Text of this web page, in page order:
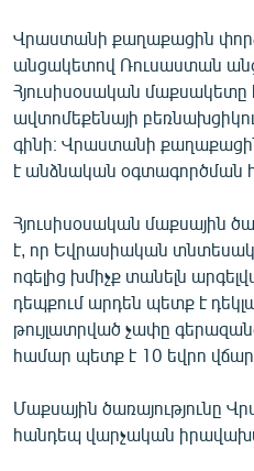
ՏԵՍԱՆՅՈՒԹԵՐ
ԲԱՆԱՎԵՃ
ՁԳՏԵԼՈՎ ԼԱՎԱԳՈՒՅՆԻՆ
ՓՈԴՔԱՍԹ
Հայերեն
English
Русский
Վրաստանի քաղաքացին
անցակետով Ռուսաստան
Հյուսիսօսական մաքսակետը
ավտոմեքենայի
գինի։ Վրաստանի
է անձնական օգտագործման
Հյուսիսօսական մաքսային
է, որ Եվրասիական
ոգելից խմիչք տանելն
դեպքում արդեն պետք է
թույլատրված չափը
համար պետք է 10 եվրո
Մաքսային ծառայությունը
հանդեպ վարչական